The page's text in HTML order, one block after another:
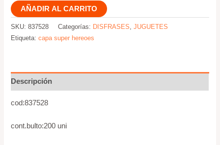
AÑADIR AL CARRITO
SKU:837528 Categorías: DISFRASES ,JUGUETES
Etiqueta:capa super hereoes
Descripción
cod:837528
cont.bulto:200 uni